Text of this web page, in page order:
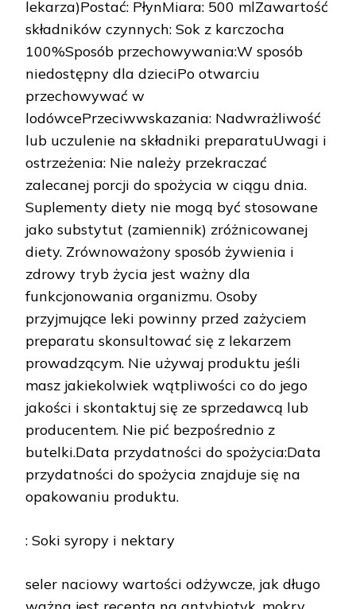
lekarza)Postać: PłynMiara: 500 mlZawartość
składników czynnych: Sok z karczocha
100%Sposób przechowywania:W sposób
niedostępny dla dzieciPo otwarciu
przechowywać w
lodówcePrzeciwwskazania: Nadwrażliwość
lub uczulenie na składniki preparatuUwagi i
ostrzeżenia: Nie należy przekraczać
zalecanej porcji do spożycia w ciągu dnia.
Suplementy diety nie mogą być stosowane
jako substytut (zamiennik) zróżnicowanej
diety. Zrównoważony sposób żywienia i
zdrowy tryb życia jest ważny dla
funkcjonowania organizmu. Osoby
przyjmujące leki powinny przed zażyciem
preparatu skonsultować się z lekarzem
prowadzącym. Nie używaj produktu jeśli
masz jakiekolwiek wątpliwości co do jego
jakości i skontaktuj się ze sprzedawcą lub
producentem. Nie pić bezpośrednio z
butelki.Data przydatności do spożycia:Data
przydatności do spożycia znajduje się na
opakowaniu produktu.
: Soki syropy i nektary
seler naciowy wartości odżywcze, jak długo